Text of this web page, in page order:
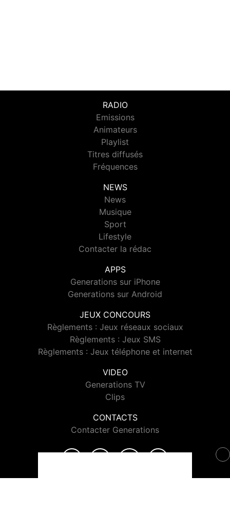
RADIO
Emissions
Animateurs
Playlist
Titres diffusés
Fréquences
NEWS
News
Musique
Sport
Lifestyle
Contacter la rédac
APPS
Generations sur iPhone
Generations sur Android
JEUX CONCOURS
Règlements : Jeux réseaux sociaux
Règlements : Jeux SMS
Règlements : Jeux téléphone et internet
VIDEO
Generations TV
Clips
CONTACTS
Contacter Generations